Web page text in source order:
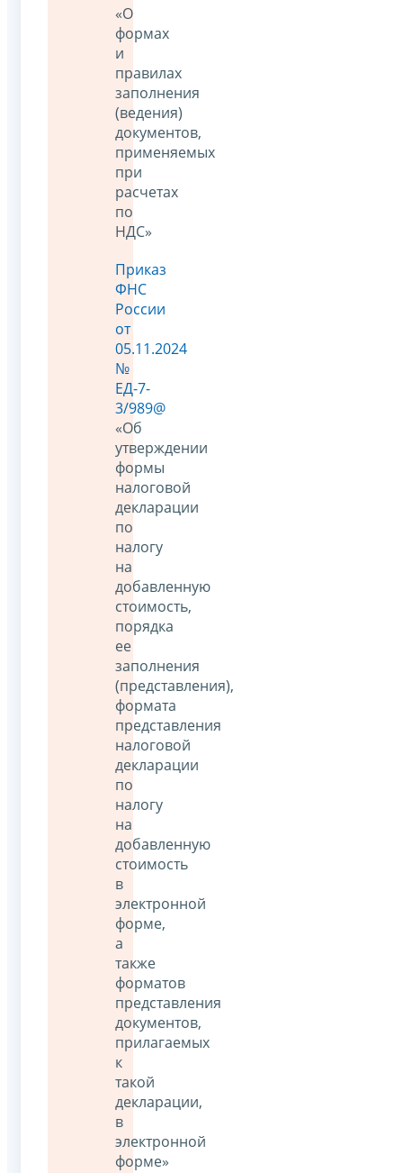
«О
формах
и
правилах
заполнения
(ведения)
документов,
применяемых
при
расчетах
по
НДС»
Приказ
ФНС
России
от
05.11.2024
№
ЕД-7-
3/989@
«Об
утверждении
формы
налоговой
декларации
по
налогу
на
добавленную
стоимость,
порядка
ее
заполнения
(представления),
формата
представления
налоговой
декларации
по
налогу
на
добавленную
стоимость
в
электронной
форме,
а
также
форматов
представления
документов,
прилагаемых
к
такой
декларации,
в
электронной
форме»